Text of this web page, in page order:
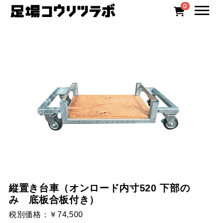
0
縦置き台車（オンロード内寸520 下部の
み 底板合板付き）
税別価格： ￥74,500